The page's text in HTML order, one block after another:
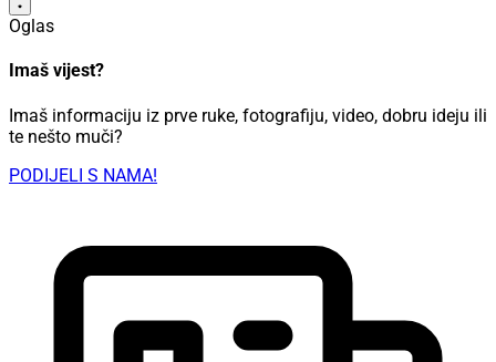
Oglas
Imaš vijest?
Imaš informaciju iz prve ruke, fotografiju, video, dobru ideju ili
te nešto muči?
PODIJELI S NAMA!